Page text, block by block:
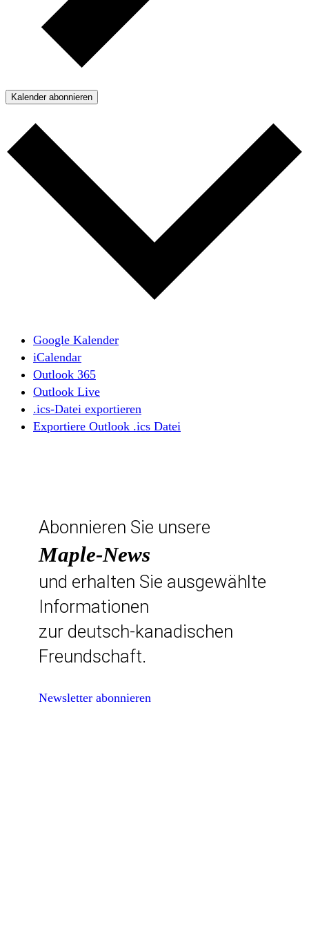
Kalender abonnieren
Google Kalender
iCalendar
Outlook 365
Outlook Live
.ics-Datei exportieren
Exportiere Outlook .ics Datei
Abonnieren Sie unsere
Maple-News
und erhalten Sie ausgewählte
Informationen
zur deutsch-kanadischen
Freundschaft.
Newsletter abonnieren